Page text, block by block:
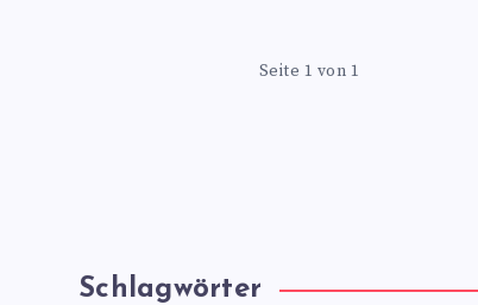
Seite 1 von 1
Schlagwörter